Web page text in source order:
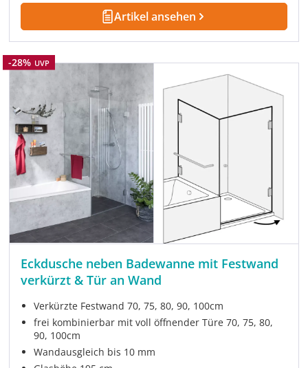
Artikel ansehen
Rabatt
-28% UVP
Eckdusche neben Badewanne mit Festwand
verkürzt & Tür an Wand
Verkürzte Festwand 70, 75, 80, 90, 100cm
frei kombinierbar mit voll öffnender Türe 70, 75, 80,
90, 100cm
Wandausgleich bis 10 mm